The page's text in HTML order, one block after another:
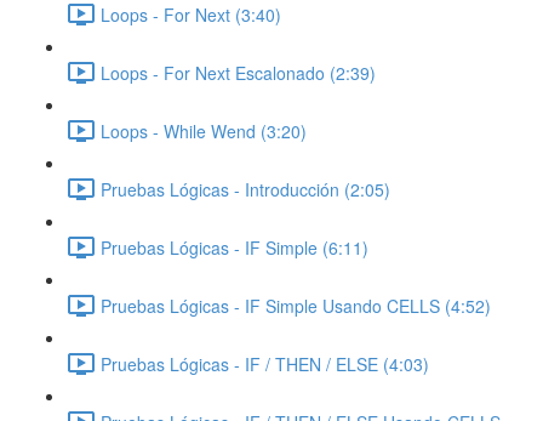
Loops - For Next (3:40)
Loops - For Next Escalonado (2:39)
Loops - While Wend (3:20)
Pruebas Lógicas - Introducción (2:05)
Pruebas Lógicas - IF Simple (6:11)
Pruebas Lógicas - IF Simple Usando CELLS (4:52)
Pruebas Lógicas - IF / THEN / ELSE (4:03)